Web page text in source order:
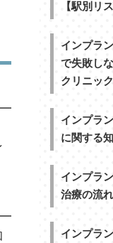
【駅別リ
インプラ
で失敗しな
クリニッ
インプラ
に関する
インプラ
治療の流れ
インプラ